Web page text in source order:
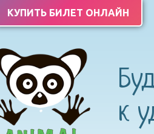
КУПИТЬ БИЛЕТ ОНЛАЙН
к